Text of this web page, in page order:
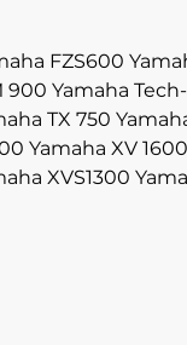
FZS600
900 Yamaha
TX 750
Yamaha XV 1600
XVS1300